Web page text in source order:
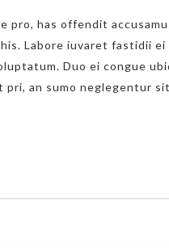
pro, has offendit
Labore iuvaret fastidii
Duo ei congue
pri, an sumo neglegentur